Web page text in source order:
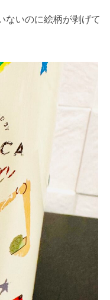
ないのに絵柄が剥げて